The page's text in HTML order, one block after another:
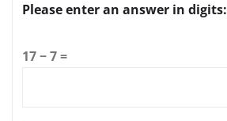
Please enter an answer in digits:
17 − 7 =